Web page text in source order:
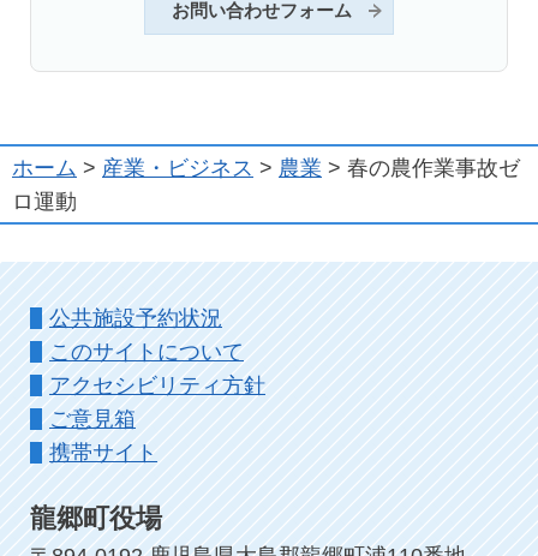
お問い合わせフォーム
ホーム > 産業・ビジネス > 農業 > 春の農作業事故ゼ
ロ運動
公共施設予約状況
このサイトについて
アクセシビリティ方針
ご意見箱
携帯サイト
龍郷町役場